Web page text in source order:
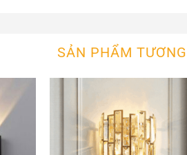
SẢN PHẨM